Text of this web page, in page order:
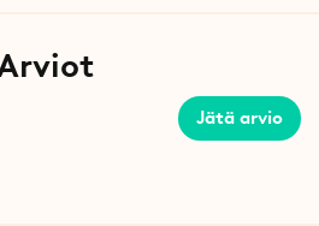
SweTrack Lite+ Gen
mikä antaa sille pitkän
heikentämistä.
Jätä arvio